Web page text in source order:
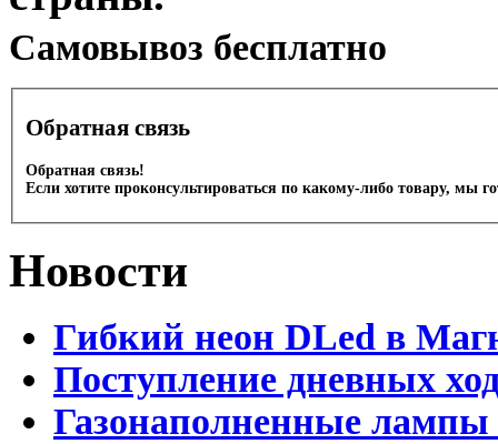
Cамовывоз бесплатно
Обратная связь
Обратная связь!
Если хотите проконсультироваться по какому-либо товару, мы
Новости
Гибкий неон DLed в
Поступление дневных
Газонаполненные